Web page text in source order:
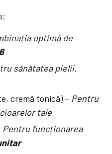
optimă de
sănătatea pielii,
cremă tonică) – Pentru
tale
Pentru funcționarea